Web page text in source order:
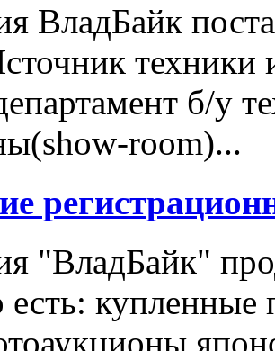
ВладБайк
техники
б/у
room)...
"ВладБайк"
купленные